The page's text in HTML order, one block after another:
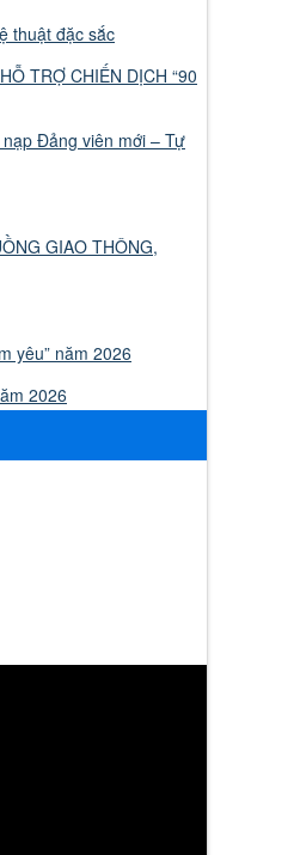
thuật đặc sắc
TRỢ CHIẾN DỊCH “90
Đảng viên mới – Tự
GIAO THÔNG,
yêu” năm 2026
2026